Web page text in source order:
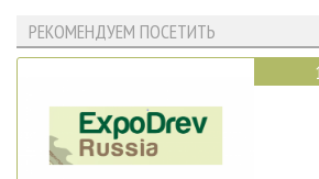
РЕКОМЕНДУЕМ ПОСЕТИТЬ